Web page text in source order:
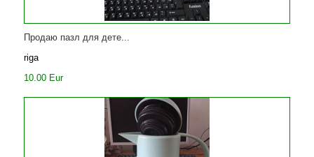
Продаю пазл для дете...
riga
10.00 Eur